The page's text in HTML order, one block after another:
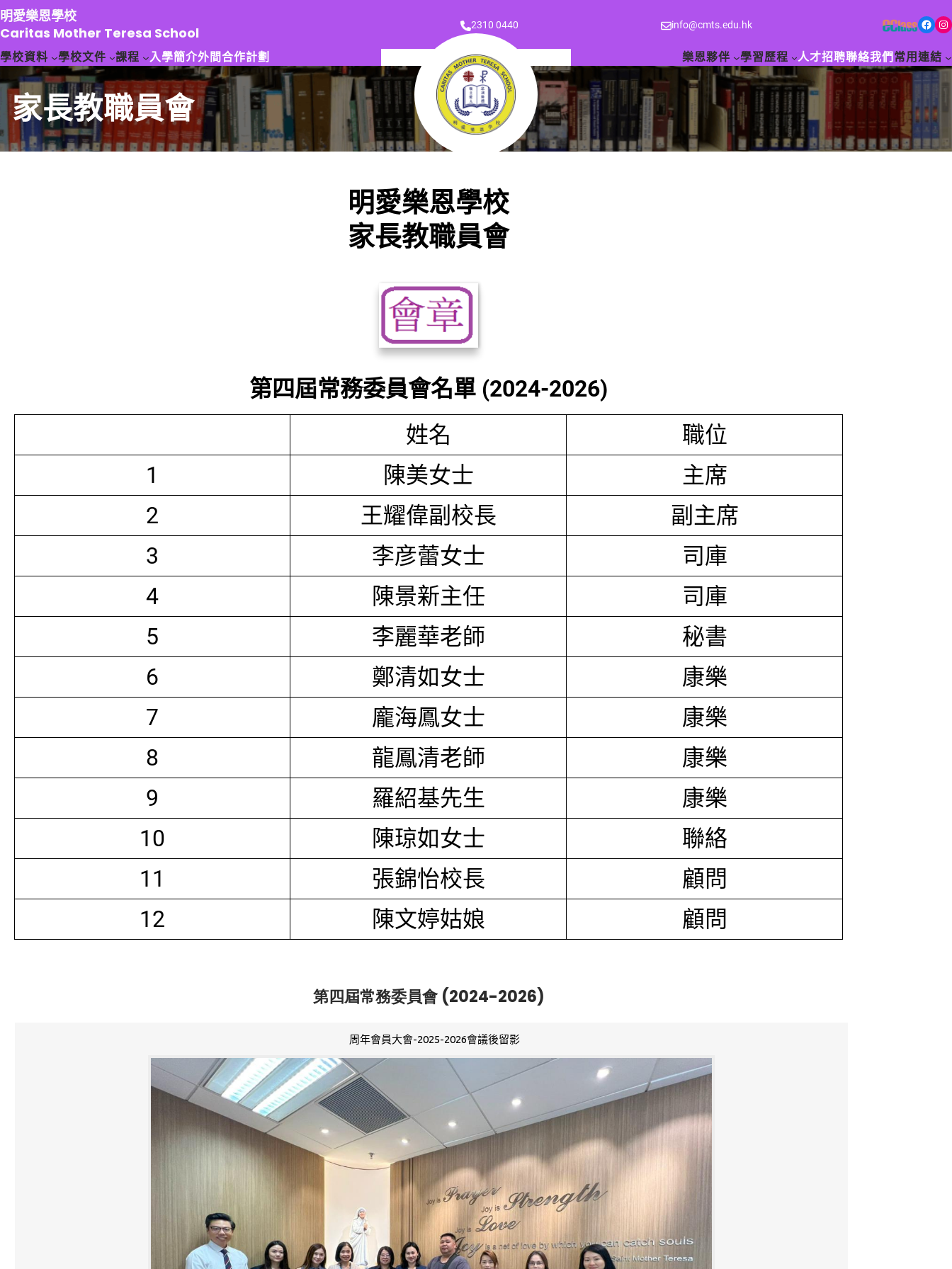
跳
至
主
要
容
明愛樂恩學校
Caritas Mother Teresa School
2310 0440 info@cmts.edu.hk Facebook Instagram
學校資料 學校文件 課程 入學簡介外間合作計劃 樂恩夥伴 學習歷程 人才招聘聯絡我們 常用連結
家長教職員會
明愛樂恩學校
家長教職員會
第四屆常務委員會名單 (2024-2026)
姓名
職位
1
陳美女士
主席
2
王耀偉副校長
副主席
3
李彦蕾女士
司庫
4
陳景新主任
司庫
5
李麗華老師
秘書
6
鄭清如女士
康樂
7
龐海鳳女士
康樂
8
龍鳳清老師
康樂
9
羅紹基先生
康樂
10
陳琼如女士
聯絡
11
張錦怡校長
顧問
12
陳文婷姑娘 顧問
第四屆常務委員會 (2024-2026)
周年會員大會-2025-2026會議後留影